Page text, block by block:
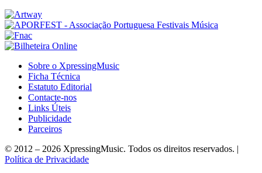
Sobre o XpressingMusic
Ficha Técnica
Estatuto Editorial
Contacte-nos
Links Úteis
Publicidade
Parceiros
© 2012 – 2026 XpressingMusic. Todos os direitos reservados. |
Política de Privacidade